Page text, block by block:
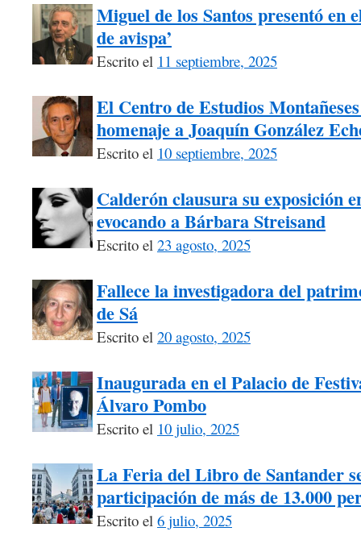
Miguel de los Santos presentó en
de avispa’
Escrito el 11 septiembre, 2025
El Centro de Estudios
homenaje a Joaquín González
Escrito el 10 septiembre, 2025
Calderón clausura su exposición
evocando a Bárbara Streisand
Escrito el 23 agosto, 2025
Fallece la investigadora del
de Sá
Escrito el 20 agosto, 2025
Inaugurada en el Palacio de
Álvaro Pombo
Escrito el 10 julio, 2025
La Feria del Libro de Santander
participación de más de 13.000
Escrito el 6 julio, 2025